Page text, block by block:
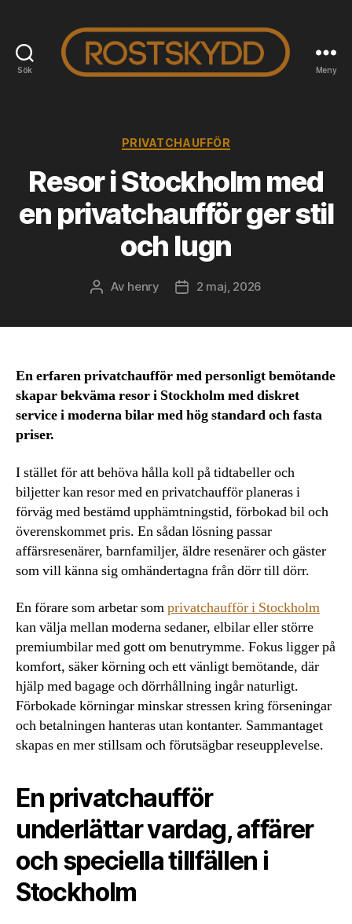
Sök Meny
Kategorier
PRIVATCHAUFFÖR
Resor i Stockholm med
en privatchaufför ger stil
och lugn
Inläggsförfattare
Av henry Inläggsdatum
2 maj, 2026
En erfaren privatchaufför med personligt bemötande
skapar bekväma resor i Stockholm med diskret
service i moderna bilar med hög standard och fasta
priser.
I stället för att behöva hålla koll på tidtabeller och
biljetter kan resor med en privatchaufför planeras i
förväg med bestämd upphämtningstid, förbokad bil och
överenskommet pris. En sådan lösning passar
affärsresenärer, barnfamiljer, äldre resenärer och gäster
som vill känna sig omhändertagna från dörr till dörr.
En förare som arbetar somprivatchaufför i Stockholm
kan välja mellan moderna sedaner, elbilar eller större
premiumbilar med gott om benutrymme. Fokus ligger på
komfort, säker körning och ett vänligt bemötande, där
hjälp med bagage och dörrhållning ingår naturligt.
Förbokade körningar minskar stressen kring förseningar
och betalningen hanteras utan kontanter. Sammantaget
skapas en mer stillsam och förutsägbar reseupplevelse.
En privatchaufför
underlättar vardag, affärer
och speciella tillfällen i
Stockholm